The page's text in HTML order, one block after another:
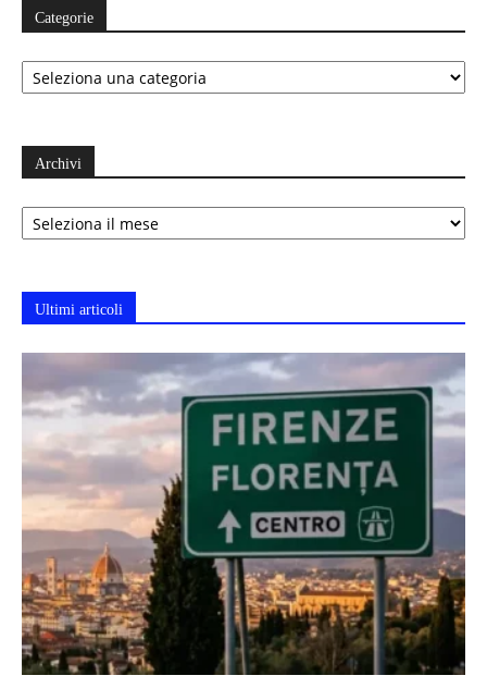
Categorie
Categorie
Archivi
Archivi
Ultimi articoli